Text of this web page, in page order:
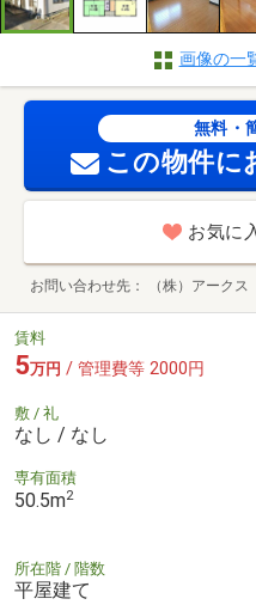
画像の一
無料・
この物件に
お気に
お問い合わせ先 （株）アーク
賃料
5万円 / 管理費等 2000円
敷 / 礼
なし / なし
専有面積
50.5m2
所在階 / 階数
平屋建て